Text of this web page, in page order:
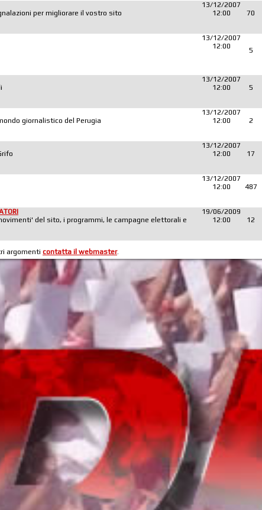
per migliorare il vostro sito
13/12/2007
12:00
70
13/12/2007
12:00
5
13/12/2007
12:00
5
giornalistico del Perugia
13/12/2007
12:00
2
13/12/2007
12:00
17
13/12/2007
12:00
487
del sito, i programmi, le campagne elettorali e
19/06/2009
12:00
12
argomenti contatta il webmaster.